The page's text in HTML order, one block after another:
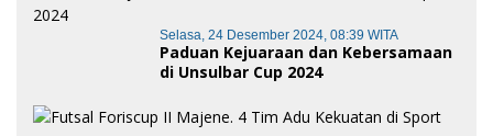
Selasa, 24 Desember 2024, 08:39 WITA
Paduan Kejuaraan dan Kebersamaan
di Unsulbar Cup 2024